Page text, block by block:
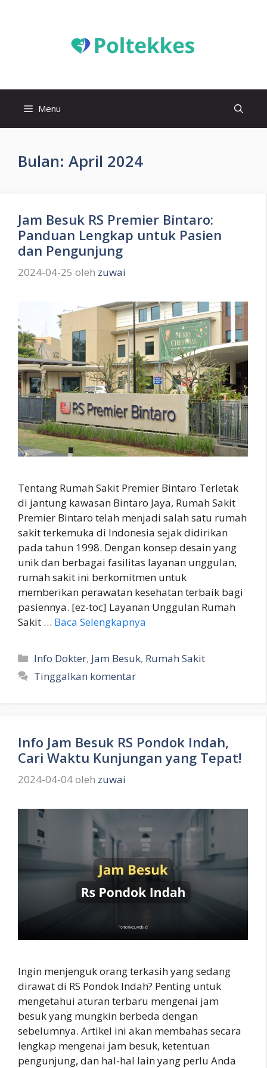
Menu
Bulan: April 2024
Jam Besuk RS Premier Bintaro:
Panduan Lengkap untuk Pasien
dan Pengunjung
2024-04-25 oleh zuwai
Tentang Rumah Sakit Premier Bintaro Terletak
di jantung kawasan Bintaro Jaya, Rumah Sakit
Premier Bintaro telah menjadi salah satu rumah
sakit terkemuka di Indonesia sejak didirikan
pada tahun 1998. Dengan konsep desain yang
unik dan berbagai fasilitas layanan unggulan,
rumah sakit ini berkomitmen untuk
memberikan perawatan kesehatan terbaik bagi
pasiennya. [ez-toc] Layanan Unggulan Rumah
Sakit … Baca Selengkapnya
Kategori
Info Dokter, Jam Besuk, Rumah Sakit
Tinggalkan komentar
Info Jam Besuk RS Pondok Indah,
Cari Waktu Kunjungan yang Tepat!
2024-04-04oleh zuwai
Ingin menjenguk orang terkasih yang sedang
dirawat di RS Pondok Indah? Penting untuk
mengetahui aturan terbaru mengenai jam
besuk yang mungkin berbeda dengan
sebelumnya. Artikel ini akan membahas secara
lengkap mengenai jam besuk, ketentuan
pengunjung, dan hal-hal lain yang perlu Anda